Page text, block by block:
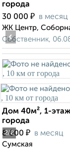
города
30 000 ₽ в месяц
ЖК Центр,
Собственник,
2/2
‹
Дом 40м², 1-
города
8 000 ₽ в месяц
Сумская